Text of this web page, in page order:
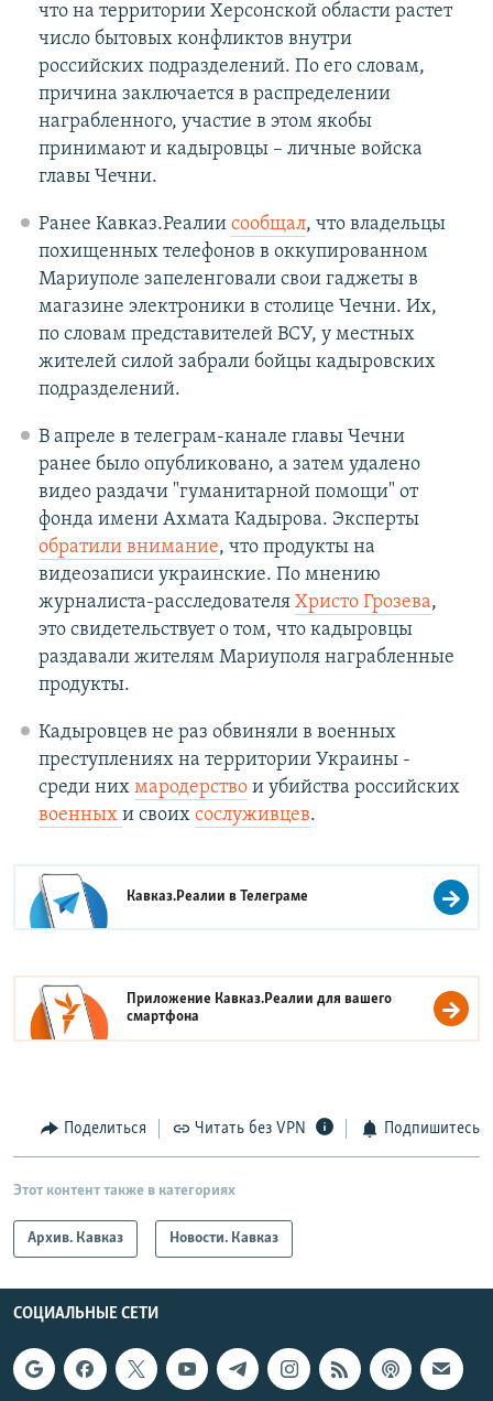
что на территории Херсонской области растет
число бытовых конфликтов внутри
российских подразделений. По его словам,
причина заключается в распределении
награбленного, участие в этом якобы
принимают и кадыровцы – личные войска
главы Чечни.
Ранее Кавказ.Реалии сообщал, что владельцы
похищенных телефонов в оккупированном
Мариуполе запеленговали свои гаджеты в
магазине электроники в столице Чечни. Их,
по словам представителей ВСУ, у местных
жителей силой забрали бойцы кадыровских
подразделений.
В апреле в телеграм-канале главы Чечни
ранее было опубликовано, а затем удалено
видео раздачи "гуманитарной помощи" от
фонда имени Ахмата Кадырова. Эксперты
обратили внимание, что продукты на
видеозаписи украинские. По мнению
журналиста-расследователя Христо Грозева,
это свидетельствует о том, что кадыровцы
раздавали жителям Мариуполя награбленные
продукты.
Кадыровцев не раз обвиняли в военных
преступлениях на территории Украины -
среди них мародерствои убийства российских
военных и своих сослуживцев.
Кавказ.Реалии вТелеграме
Приложение Кавказ.Реалии для вашего
смартфона
Поделиться Читать без VPN Подпишитесь
Этот контент также в категориях
Архив. Кавказ Новости. Кавказ
СОЦИАЛЬНЫЕ СЕТИ